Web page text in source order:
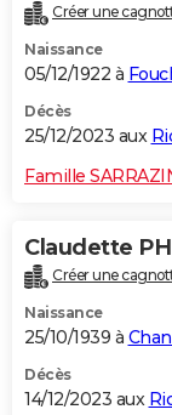
Créer une
Naissance
05/12/1922 à
Décès
25/12/2023 aux
Famille
Claudette
Créer une
Naissance
25/10/1939 à
Décès
14/12/2023 aux